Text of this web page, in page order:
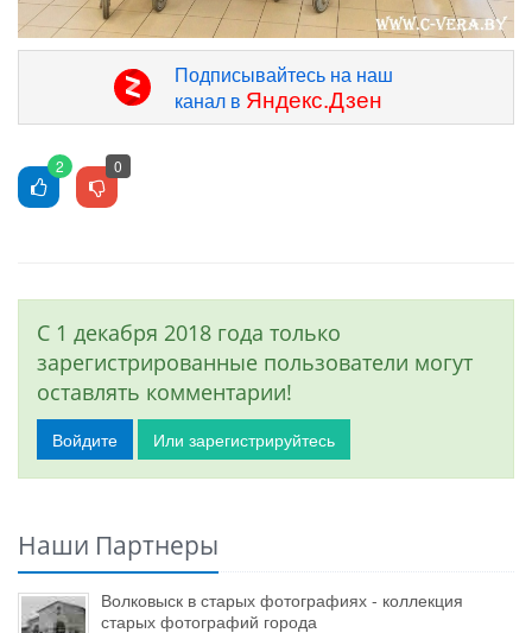
Подписывайтесь на наш
канал в Яндекс.Дзен
2 0
С 1 декабря 2018 года только
зарегистрированные пользователи могут
оставлять комментарии!
Войдите Или зарегистрируйтесь
Наши Партнеры
Волковыск в старых фотографиях - коллекция
старых фотографий города